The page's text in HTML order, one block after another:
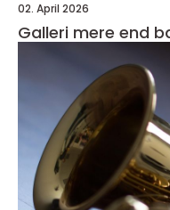
02. April 2026
Galleri mere